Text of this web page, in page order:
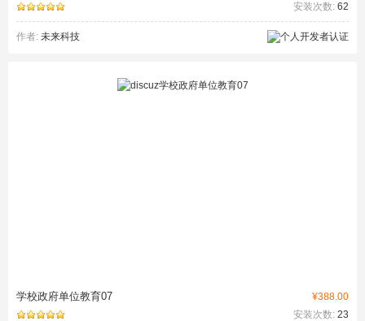
安装次数: 62
作者: 未来科技
¥388.00
学校政府单位教育07
安装次数: 23